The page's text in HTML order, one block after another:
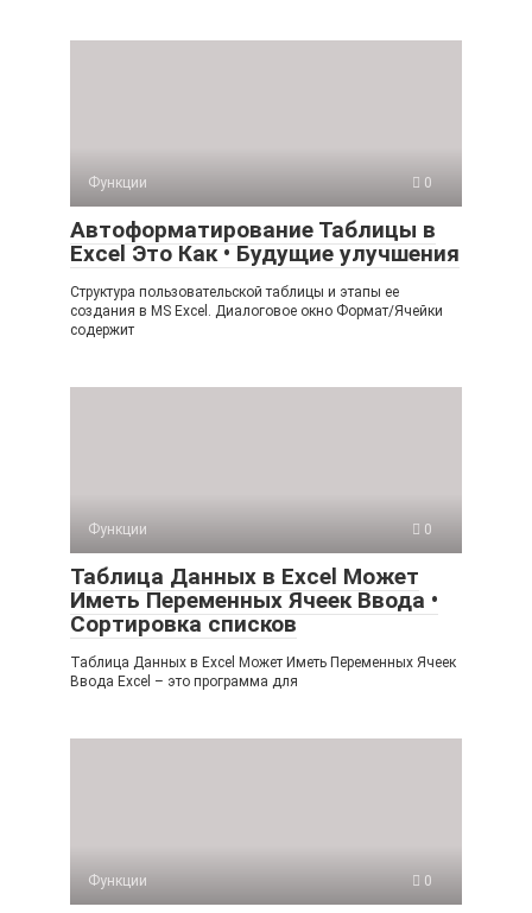
Функции 0
Автоформатирование Таблицы в
Excel Это Как • Будущие улучшения
Структура пользовательской таблицы и этапы ее
создания в MS Excel. Диалоговое окно Формат/Ячейки
содержит
Функции 0
Таблица Данных в Excel Может
Иметь Переменных Ячеек Ввода •
Сортировка списков
Таблица Данных в Excel Может Иметь Переменных Ячеек
Ввода Excel – это программа для
Функции 0